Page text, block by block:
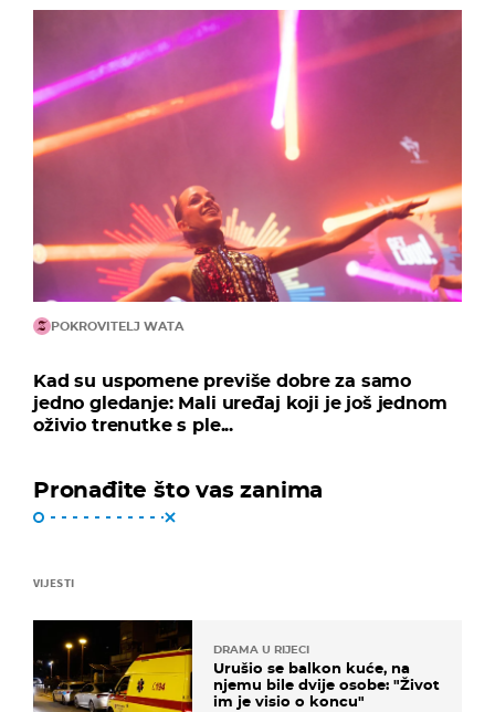
POKROVITELJ WATA
Kad su uspomene previše dobre za samo
jedno gledanje: Mali uređaj koji je još jednom
oživio trenutke s ple...
Pronađite što vas zanima
VIJESTI
DRAMA U RIJECI
Urušio se balkon kuće, na
njemu bile dvije osobe: "Život
im je visio o koncu"